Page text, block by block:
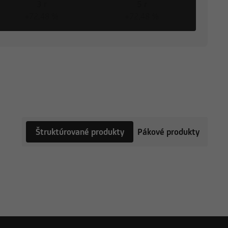
Štruktúrované produkty Pákové produkty